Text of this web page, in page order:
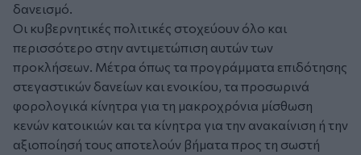
δανεισμό.
Οι κυβερνητικές πολιτικές στοχεύουν όλο και
περισσότερο στην αντιμετώπιση αυτών των
προκλήσεων. Μέτρα όπως τα προγράμματα επιδότησης
στεγαστικών δανείων και ενοικίου, τα προσωρινά
φορολογικά κίνητρα για τη μακροχρόνια μίσθωση
κενών κατοικιών και τα κίνητρα για την ανακαίνιση ή την
αξιοποίησή τους αποτελούν βήματα προς τη σωστή